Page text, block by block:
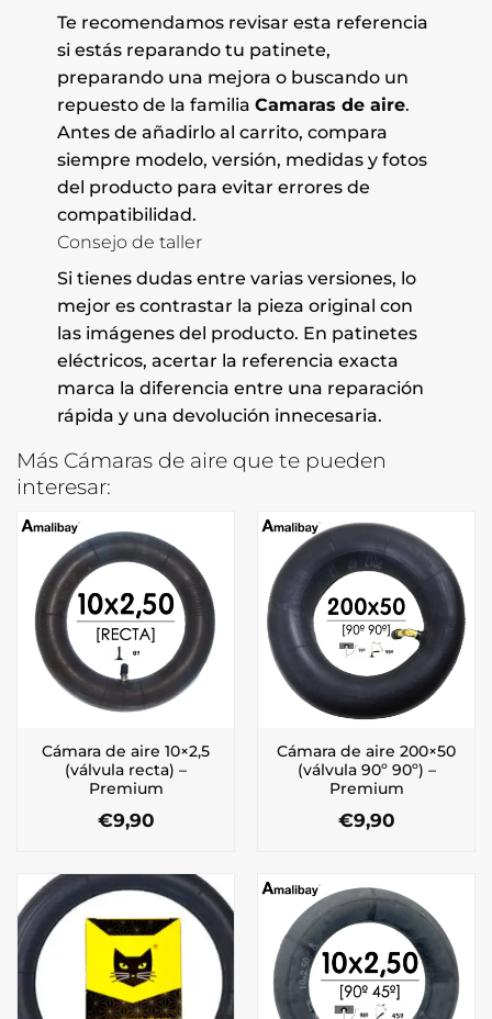
Te recomendamos revisar esta referencia
si estás reparando tu patinete,
preparando una mejora o buscando un
repuesto de la familia Camaras de aire.
Antes de añadirlo al carrito, compara
siempre modelo, versión, medidas y fotos
del producto para evitar errores de
compatibilidad.
Consejo de taller
Si tienes dudas entre varias versiones, lo
mejor es contrastar la pieza original con
las imágenes del producto. En patinetes
eléctricos, acertar la referencia exacta
marca la diferencia entre una reparación
rápida y una devolución innecesaria.
Más Cámaras de aire que te pueden
interesar:
Cámara de aire 10×2,5
(válvula recta) –
Premium
€9,90
Cámara de aire 200×50
(válvula 90º 90º) –
Premium
€9,90